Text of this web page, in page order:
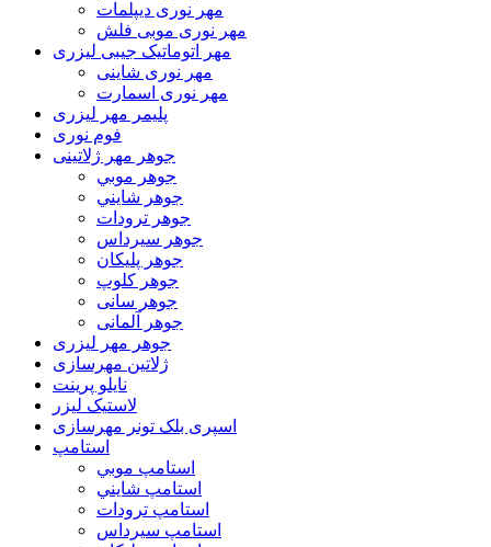
مهر نوری دیپلمات
مهر نوری موبی فلش
مهر اتوماتیک جیبی لیزری
مهر نوری شاینی
مهر نوری اسمارت
پلیمر مهر لیزری
فوم نوری
جوهر مهر ژلاتینی
جوهر موبي
جوهر شايني
جوهر ترودات
جوهر سيرداس
جوهر پلیکان
جوهر کلوپ
جوهر سانی
جوهر آلمانی
جوهر مهر لیزری
ژلاتين مهرسازی
نایلو پرینت
لاستیک لیزر
اسپری بلک تونر مهرسازی
استامپ
استامپ موبي
استامپ شايني
استامپ ترودات
استامپ سيرداس